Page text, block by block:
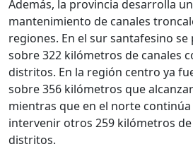
Además, la provincia desarrolla
mantenimiento de canales
regiones. En el sur santafesino
sobre 322 kilómetros de canales
distritos. En la región centro ya
sobre 356 kilómetros que
mientras que en el norte
intervenir otros 259 kilómetros de
distritos.